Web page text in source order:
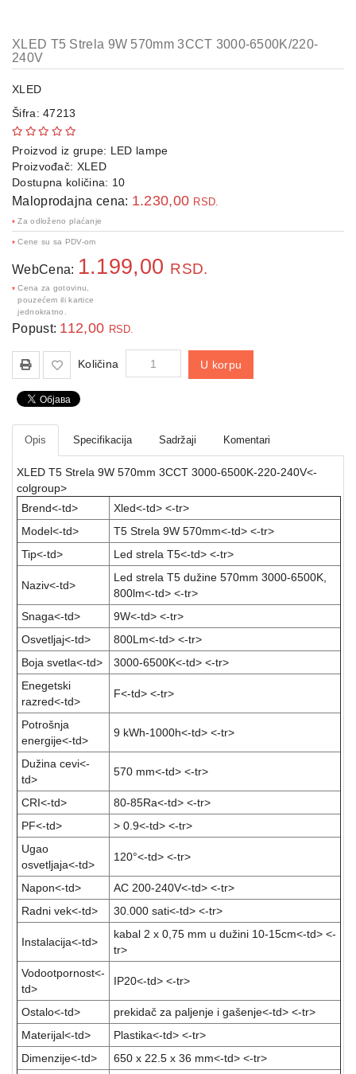
Interaktivni
ekrani
TV,
audio,
NAS
uređaji
serveri
Periferije
Sport
Fitness
Gaming
Igračke
skeneri
Software
Eksterne
memorije
Mrežna
Kamere
dronovi
Kablovi
adapteri
zaštitni
kablovi
Klima
uređaji
grejna
tela
LED
Bela
tehnika
Mali
kućni
aparati
XLED T5 Strela 9W 570mm 3CCT 3000-6500K/220-
240V
XLED
Šifra: 47213
Proizvod iz grupe: LED lampe
Proizvođač: XLED
Dostupna količina: 10
Maloprodajna cena: 1.230,00 RSD.
* Za odloženo plaćanje
* Cene su sa PDV-om
WebCena: 1.199,00 RSD.
* Cena za gotovinu,
pouzećem ili kartice
jednokratno.
Popust: 112,00 RSD.
Količina U korpu
Opis Specifikacija Sadržaji Komentari
XLED T5 Strela 9W 570mm 3CCT 3000-6500K-220-240V<-
colgroup>
Brend<-td>
Xled<-td> <-tr>
Model<-td>
T5 Strela 9W 570mm<-td> <-tr>
Tip<-td>
Led strela T5<-td> <-tr>
Naziv<-td>
Led strela T5 dužine 570mm 3000-6500K,
800lm<-td> <-tr>
Snaga<-td>
9W<-td> <-tr>
Osvetljaj<-td>
800Lm<-td> <-tr>
Boja svetla<-td>
3000-6500K<-td> <-tr>
Enegetski
razred<-td>
F<-td> <-tr>
Potrošnja
energije<-td>
9 kWh-1000h<-td> <-tr>
Dužina cevi<-
td>
570 mm<-td> <-tr>
CRI<-td>
80-85Ra<-td> <-tr>
PF<-td>
> 0.9<-td> <-tr>
Ugao
osvetljaja<-td>
120°<-td> <-tr>
Napon<-td>
AC 200-240V<-td> <-tr>
Radni vek<-td>
30.000 sati<-td> <-tr>
Instalacija<-td>
kabal 2 x 0,75 mm u dužini 10-15cm<-td> <-
tr>
Vodootpornost<-
td>
IP20<-td> <-tr>
Ostalo<-td>
prekidač za paljenje i gašenje<-td> <-tr>
Materijal<-td>
Plastika<-td> <-tr>
Dimenzije<-td>
650 x 22.5 x 36 mm<-td> <-tr>